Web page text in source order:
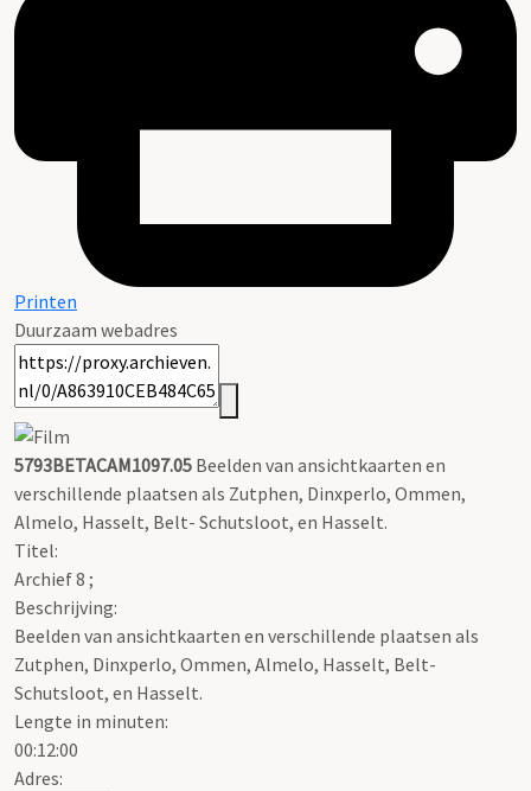
Printen
Duurzaam webadres
5793BETACAM1097.05 Beelden van ansichtkaarten en
verschillende plaatsen als Zutphen, Dinxperlo, Ommen,
Almelo, Hasselt, Belt- Schutsloot, en Hasselt.
Titel:
Archief 8 ;
Beschrijving:
Beelden van ansichtkaarten en verschillende plaatsen als
Zutphen, Dinxperlo, Ommen, Almelo, Hasselt, Belt-
Schutsloot, en Hasselt.
Lengte in minuten:
00:12:00
Adres: